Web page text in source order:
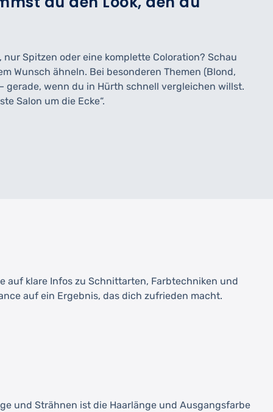
Spitzen oder eine komplette Coloration? Schau
Wunsch ähneln. Bei besonderen Themen (Blond,
gerade, wenn du in Hürth schnell vergleichen willst.
Salon um die Ecke“.
auf klare Infos zu Schnittarten, Farbtechniken und
auf ein Ergebnis, das dich zufrieden macht.
und Strähnen ist die Haarlänge und Ausgangsfarbe